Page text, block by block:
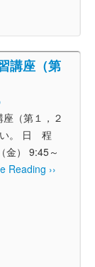
講座（第
（第１，２
い。 日 程
金） 9:45～
Reading ››